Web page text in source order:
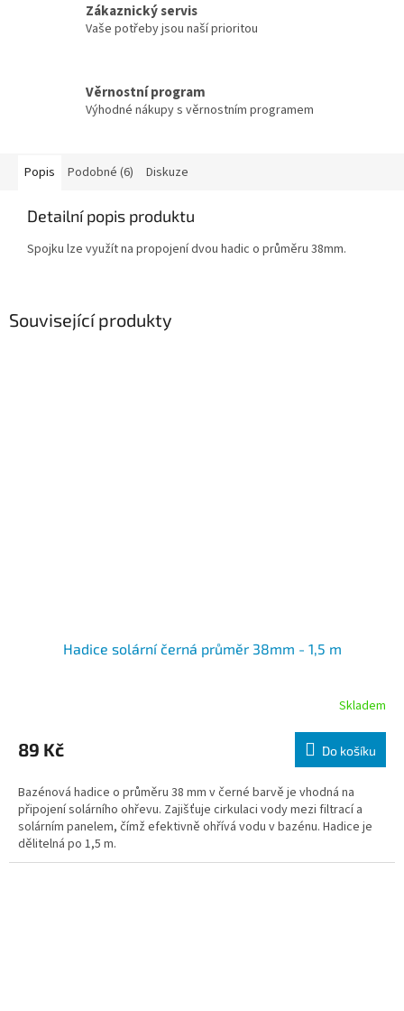
Zákaznický servis
Vaše potřeby jsou naší prioritou
Věrnostní program
Výhodné nákupy s věrnostním programem
Popis Podobné (6) Diskuze
Detailní popis produktu
Spojku lze využít na propojení dvou hadic o průměru 38mm.
Související produkty
Hadice solární černá průměr 38mm - 1,5 m
Skladem
89 Kč Do košíku
Bazénová hadice o průměru 38 mm v černé barvě je vhodná na
připojení solárního ohřevu. Zajišťuje cirkulaci vody mezi filtrací a
solárním panelem, čímž efektivně ohřívá vodu v bazénu. Hadice je
dělitelná po 1,5 m.